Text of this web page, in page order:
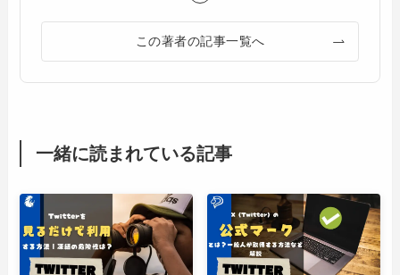
この著者の記事一覧へ
一緒に読まれている記事